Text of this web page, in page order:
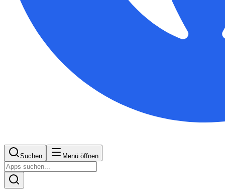
Suchen Menü öffnen